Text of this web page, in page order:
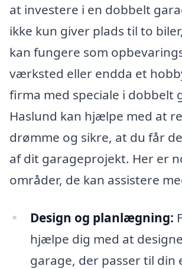
at investere i en dobbelt
ikke kun giver plads til to
kan fungere som
værksted eller endda et
firma med speciale i dobbelt
Haslund kan hjælpe med at
drømme og sikre, at du får
af dit garageprojekt. Her er
områder, de kan assistere
Design og planlægning:
hjælpe dig med at
garage, der passer til din